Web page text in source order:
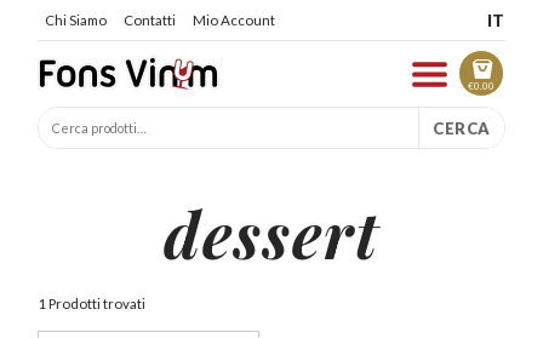
Chi Siamo Contatti Mio Account IT
€0.00
CERCA
dessert
1 Prodotti trovati